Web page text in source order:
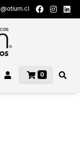
0